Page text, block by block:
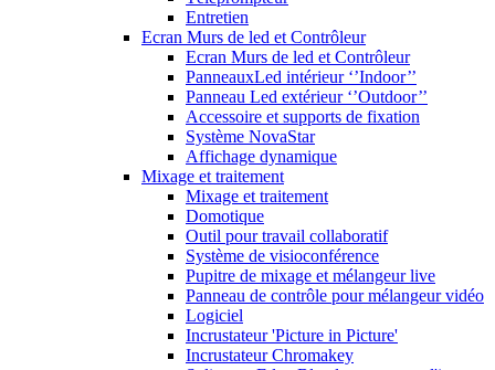
Entretien
Ecran Murs de led et Contrôleur
Ecran Murs de led et Contrôleur
PanneauxLed intérieur ‘’Indoor’’
Panneau Led extérieur ‘’Outdoor’’
Accessoire et supports de fixation
Système NovaStar
Affichage dynamique
Mixage et traitement
Mixage et traitement
Domotique
Outil pour travail collaboratif
Système de visioconférence
Pupitre de mixage et mélangeur live
Panneau de contrôle pour mélangeur vidéo
Logiciel
Incrustateur 'Picture in Picture'
Incrustateur Chromakey